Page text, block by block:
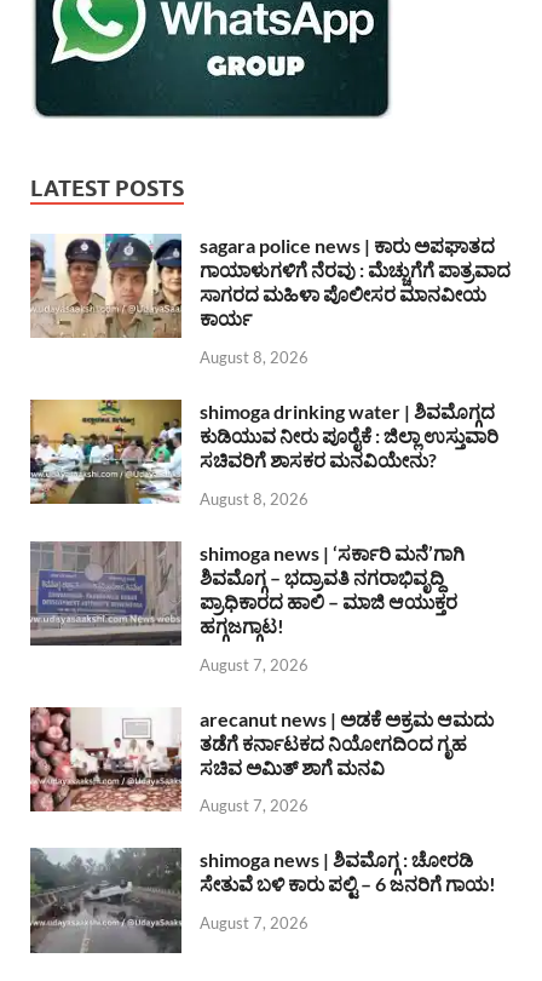
LATEST POSTS
sagara police news | ಕಾರು ಅಪಘಾತದ
ಗಾಯಾಳುಗಳಿಗೆ ನೆರವು : ಮೆಚ್ಚುಗೆಗೆ ಪಾತ್ರವಾದ
ಸಾಗರದ ಮಹಿಳಾ ಪೊಲೀಸರ ಮಾನವೀಯ
ಕಾರ್ಯ
August 8, 2026
shimoga drinking water | ಶಿವಮೊಗ್ಗದ
ಕುಡಿಯುವ ನೀರು ಪೂರೈಕೆ : ಜಿಲ್ಲಾ ಉಸ್ತುವಾರಿ
ಸಚಿವರಿಗೆ ಶಾಸಕರ ಮನವಿಯೇನು?
August 8, 2026
shimoga news | ‘ಸರ್ಕಾರಿ ಮನೆ’ಗಾಗಿ
ಶಿವಮೊಗ್ಗ – ಭದ್ರಾವತಿ ನಗರಾಭಿವೃದ್ದಿ
ಪ್ರಾಧಿಕಾರದ ಹಾಲಿ – ಮಾಜಿ ಆಯುಕ್ತರ
ಹಗ್ಗಜಗ್ಗಾಟ!
August 7, 2026
arecanut news | ಅಡಕೆ ಅಕ್ರಮ ಆಮದು
ತಡೆಗೆ ಕರ್ನಾಟಕದ ನಿಯೋಗದಿಂದ ಗೃಹ
ಸಚಿವ ಅಮಿತ್ ಶಾಗೆ ಮನವಿ
August 7, 2026
shimoga news | ಶಿವಮೊಗ್ಗ : ಚೋರಡಿ
ಸೇತುವೆ ಬಳಿ ಕಾರು ಪಲ್ಟಿ – 6 ಜನರಿಗೆ ಗಾಯ!
August 7, 2026